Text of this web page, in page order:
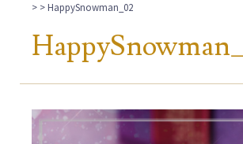
> > HappySnowman_02